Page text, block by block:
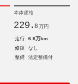
本体価格
229. 8 万円
走行
6.8万km
修復
なし
整備
法定整備付